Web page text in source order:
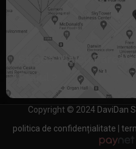
Strada Vlaicu
Etajul 2
Copyright © 2024 DaviDan
politica de confidențialitate